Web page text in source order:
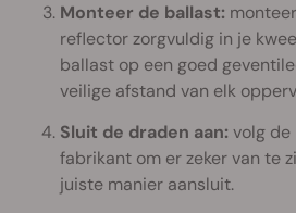
Monteer de ballast:
reflector zorgvuldig in je
ballast op een goed
veilige afstand van elk
Sluit de draden aan: volg de
fabrikant om er zeker van te
juiste manier aansluit.